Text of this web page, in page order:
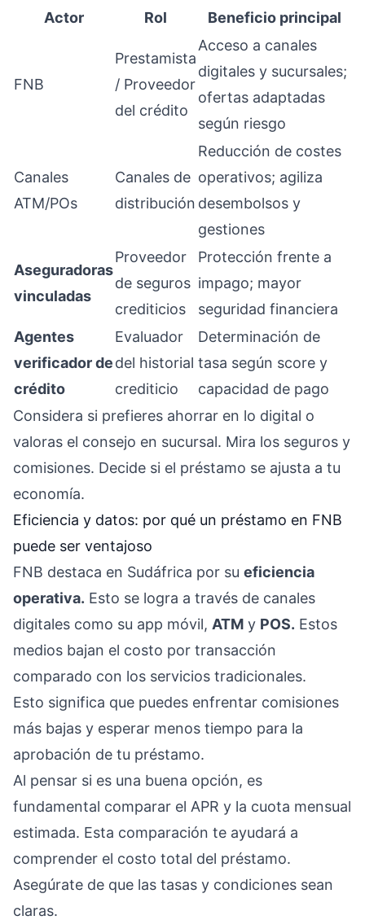
Actor
Rol Beneficio principal
FNB
Prestamista
/ Proveedor
del crédito
Acceso a canales
digitales y sucursales;
ofertas adaptadas
según riesgo
Canales
ATM/POs
Canales de
distribución
Reducción de costes
operativos; agiliza
desembolsos y
gestiones
Aseguradoras
vinculadas
Proveedor
de seguros
crediticios
Protección frente a
impago; mayor
seguridad financiera
Agentes
verificador de
crédito
Evaluador
del historial
crediticio
Determinación de
tasa según score y
capacidad de pago
Considera si prefieres ahorrar en lo digital o
valoras el consejo en sucursal. Mira los seguros y
comisiones. Decide si el préstamo se ajusta a tu
economía.
Eficiencia y datos: por qué un préstamo en FNB
puede ser ventajoso
FNB destaca en Sudáfrica por su eficiencia
operativa. Esto se logra a través de canales
digitales como su app móvil, ATM y POS. Estos
medios bajan el costo por transacción
comparado con los servicios tradicionales.
Esto significa que puedes enfrentar comisiones
más bajas y esperar menos tiempo para la
aprobación de tu préstamo.
Al pensar si es una buena opción, es
fundamental comparar el APR y la cuota mensual
estimada. Esta comparación te ayudará a
comprender el costo total del préstamo.
Asegúrate de que las tasas y condiciones sean
claras.